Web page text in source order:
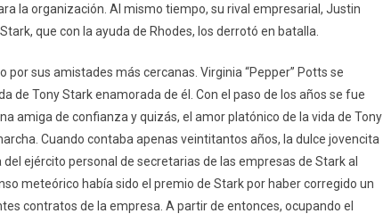
la organización. Al mismo tiempo, su rival empresarial, Justin
que con la ayuda de Rhodes, los derrotó en batalla.
por sus amistades más cercanas. Virginia “Pepper” Potts se
de Tony Stark enamorada de él. Con el paso de los años se fue
amiga de confianza y quizás, el amor platónico de la vida de Tony
Cuando contaba apenas veintitantos años, la dulce jovencita
ejército personal de secretarias de las empresas de Stark al
meteórico había sido el premio de Stark por haber corregido un
contratos de la empresa. A partir de entonces, ocupando el